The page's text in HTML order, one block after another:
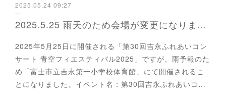
2025.05.24 09:27
2025.5.25 雨天のため会場が変更になります。(青空フェスティバル)
2025年5月25日に開催される「第30回吉永ふれあいコン
サート 青空フィエスティバル2025」ですが、雨予報のた
め「富士市立吉永第一小学校体育館」にて開催されるこ
とになりました。イベント名：第30回吉永ふれあいコ…